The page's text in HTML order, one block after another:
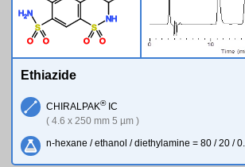
S
NH
O O
S
N
H2
O
O
Ethiazide
CHIRALPAK®IC
( 4.6 x 250 mm 5 µm )
n-hexane / ethanol / diethylamine = 80 / 20 /